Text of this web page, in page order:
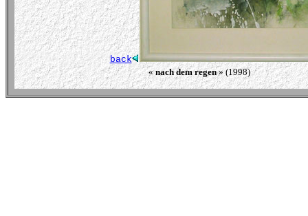
back
« nach dem regen » (1998)